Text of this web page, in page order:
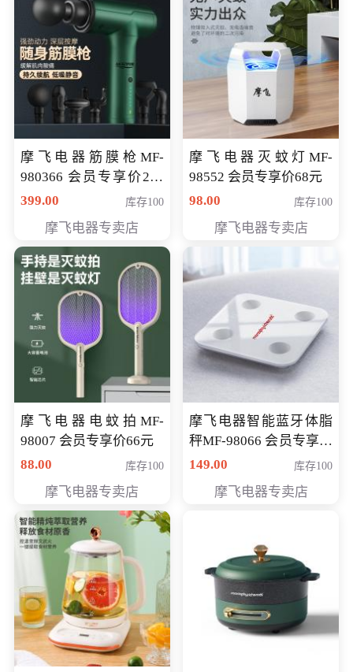
摩飞电器筋膜枪MF-
980366 会员专享价299
元
399.00 库存100
摩飞电器专卖店
摩飞电器灭蚊灯MF-
98552 会员专享价68元
98.00
库存100
摩飞电器专卖店
摩飞电器电蚊拍MF-
98007 会员专享价66元
88.00
库存100
摩飞电器专卖店
摩飞电器智能蓝牙体脂
秤MF-98066 会员专享价
98元
149.00 库存100
摩飞电器专卖店